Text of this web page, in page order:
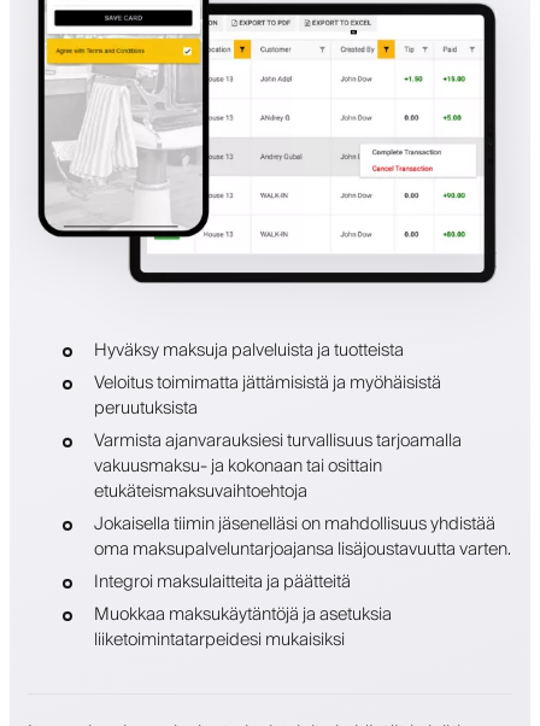
Hyväksy maksuja palveluista ja tuotteista
Veloitus toimimatta jättämisistä ja myöhäisistä
peruutuksista
Varmista ajanvarauksiesi turvallisuus tarjoamalla
vakuusmaksu- ja kokonaan tai osittain
etukäteismaksuvaihtoehtoja
Jokaisella tiimin jäsenelläsi on mahdollisuus yhdistää
oma maksupalveluntarjoajansa lisäjoustavuutta varten.
Integroi maksulaitteita ja päätteitä
Muokkaa maksukäytäntöjä ja asetuksia
liiketoimintatarpeidesi mukaisiksi